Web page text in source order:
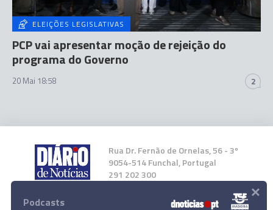
ELEIÇÕES LEGISLATIVAS
PCP vai apresentar moção de rejeição do
programa do Governo
20 Mai 18:58 2
Rua Dr. Fernão de Ornelas, 56 - 3º
9054-514 Funchal, Portugal
291 202 300
Instale a nossa App
Podcasts ×